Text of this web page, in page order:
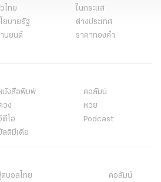
ไทย
ในกระแส
ยบายรัฐ
ต่างประเทศ
นยนต์
ราคาทองคำ
นังสือพิมพ์
คอลัมน์
วง
หวย
ดีโอ
Podcast
ลติมีเดีย
บอลไทย
คอลัมน์